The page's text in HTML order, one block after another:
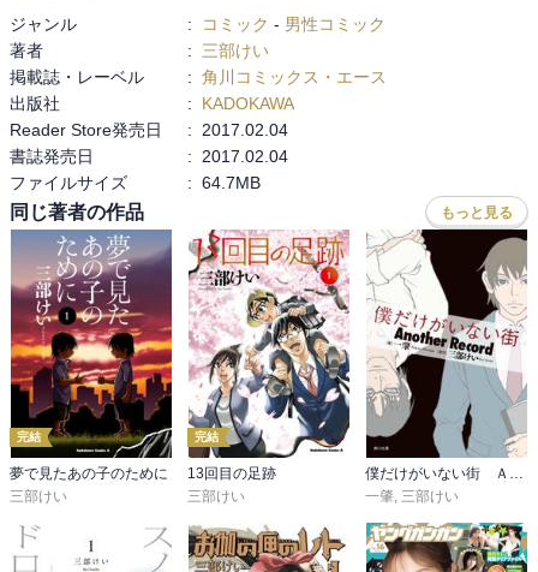
ジャンル : コミック - 男性コミック
著者
:
三部けい
掲載誌・レーベル
: 角川コミックス・エース
出版社
:
KADOKAWA
Reader Store発売日
:
2017.02.04
書誌発売日
:
2017.02.04
ファイルサイズ
: 64.7MB
同じ著者の作品 もっと見る
完結
夢で見たあの子のために
三部けい
完結
13回目の足跡
三部けい
僕だけがいない街 Ａｎｏｔｈｅｒ Ｒｅｃｏｒｄ
一肇, 三部けい